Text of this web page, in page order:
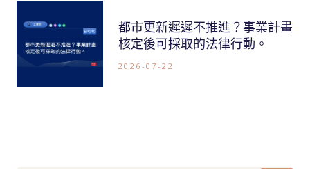
都市更新遲遲不推進？事業計畫
核定後可採取的法律行動。
2026-07-22